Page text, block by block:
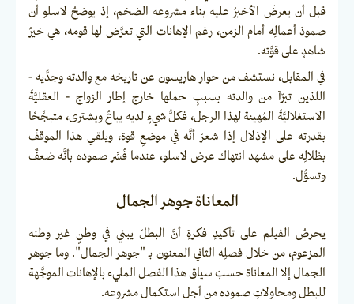
قبل أن يعرضَ الأخيرُ عليه بناء مشروعه الضخم، إذ يوضحُ لاسلو أن
صمودَ أعمالِه أمام الزمن، رغم الإهانات التي تعرَّض لها قومه، هي خيرُ
شاهدٍ على قوَّته.
في المقابل، نستشف من حوار هاريسون عن تاريخه مع والدته وجدَّيه -
اللذين تبرّآ من والدته بسببِ حملها خارج إطار الزواج - العقليَّةَ
الاستغلاليَّةَ المُهينة لهذا الرجل، فكلُّ شيءٍ لديه يباعُ ويشترى، متبجِّحًا
بقدرته على الإذلال إذا شعرَ أنَّه في موضعِ قوة، ويلقي هذا الموقفُ
بظلالِه على مشهد انتهاك عرض لاسلو، عندما فُسِّر صموده بأنَّه ضعفٌ
وتسوُّل.
المعاناة جوهر الجمال
يحرصُ الفيلم على تأكيدِ فكرةِ أنَّ البطلَ يبني في وطنٍ غير وطنه
المزعوم، من خلال فصلِه الثاني المعنون بـ "جوهر الجمال". وما جوهر
الجمال إلا المعاناة حسبَ سياق هذا الفصل المليء بالإهانات الموجَّهة
للبطل ومحاولاتِ صموده من أجل استكمال مشروعه.